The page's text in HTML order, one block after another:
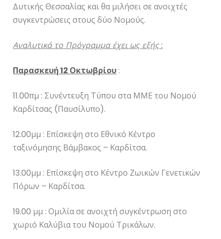
Δυτικής Θεσσαλίας και θα μιλήσει σε ανοιχτές
συγκεντρώσεις στους δύο Νομούς.
Αναλυτικά το Πρόγραμμα έχει ως εξής :
Παρασκευή 12 Οκτωβρίου :
11.00πμ : Συνέντευξη Τύπου στα ΜΜΕ του Νομού
Καρδίτσας (Παυσίλυπο).
12.00μμ : Επίσκεψη στο Εθνικό Κέντρο
ταξινόμησης Βάμβακος – Καρδίτσα.
13.00μμ : Επίσκεψη στο Κέντρο Ζωικών Γενετικών
Πόρων – Καρδίτσα.
19.00 μμ : Ομιλία σε ανοιχτή συγκέντρωση στο
χωριό Καλύβια του Νομού Τρικάλων.